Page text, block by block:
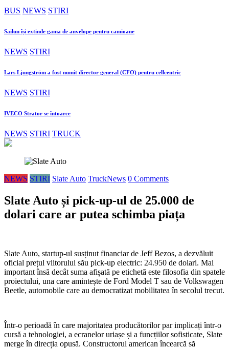
BUS NEWS STIRI
Sailun își extinde gama de anvelope pentru camioane
NEWS STIRI
Lars Ljungström a fost numit director general (CFO) pentru cellcentric
NEWS STIRI
IVECO Strator se întoarce
NEWS STIRI TRUCK
NEWS STIRI Slate Auto TruckNews 0 Comments
Slate Auto și pick-up-ul de 25.000 de
dolari care ar putea schimba piața
Slate Auto, startup-ul susținut financiar de Jeff Bezos, a dezvăluit
oficial prețul viitorului său pick-up electric: 24.950 de dolari. Mai
important însă decât suma afișată pe etichetă este filosofia din spatele
proiectului, una care amintește de Ford Model T sau de Volkswagen
Beetle, automobile care au democratizat mobilitatea în secolul trecut.
Într-o perioadă în care majoritatea producătorilor par implicați într-o
cursă a tehnologiei, a ecranelor uriașe și a funcțiilor sofisticate, Slate
merge în direcția opusă. Constructorul american încearcă să